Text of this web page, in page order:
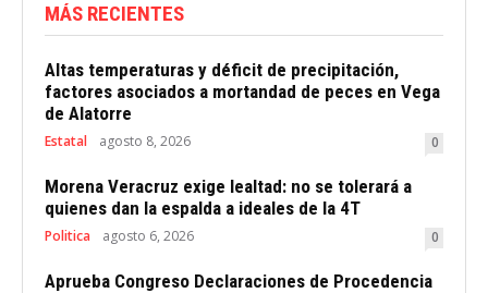
MÁS RECIENTES
Altas temperaturas y déficit de precipitación,
factores asociados a mortandad de peces en Vega
de Alatorre
Estatal agosto 8, 2026 0
Morena Veracruz exige lealtad: no se tolerará a
quienes dan la espalda a ideales de la 4T
Politica agosto 6, 2026 0
Aprueba Congreso Declaraciones de Procedencia